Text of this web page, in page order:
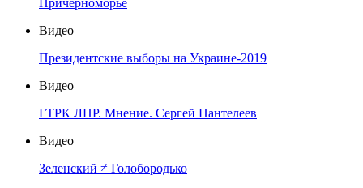
Причерноморье
Видео
Президентские выборы на Украине-2019
Видео
ГТРК ЛНР. Мнение. Сергей Пантелеев
Видео
Зеленский ≠ Голобородько